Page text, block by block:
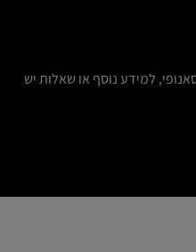
למידע נוסף או שאלות יש